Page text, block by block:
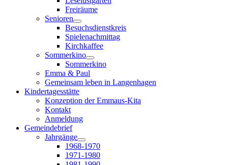
Freiräume
Senioren
Besuchsdienstkreis
Spielenachmittag
Kirchkaffee
Sommerkino
Sommerkino
Emma & Paul
Gemeinsam leben in Langenhagen
Kindertagesstätte
Konzeption der Emmaus-Kita
Kontakt
Anmeldung
Gemeindebrief
Jahrgänge
1968-1970
1971-1980